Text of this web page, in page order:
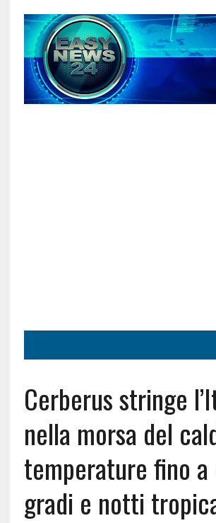
Cerberus stringe
nella morsa del
temperature fino
gradi e notti